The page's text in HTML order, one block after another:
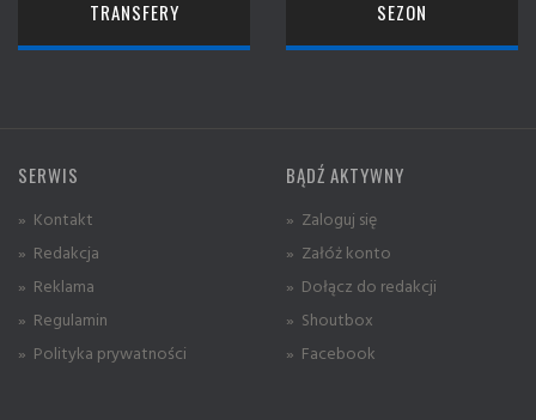
TRANSFERY SEZON
SERWIS
» Kontakt
» Redakcja
» Reklama
» Regulamin
» Polityka prywatności
BĄDŹ AKTYWNY
» Zaloguj się
» Załóż konto
» Dołącz do redakcji
» Shoutbox
» Facebook